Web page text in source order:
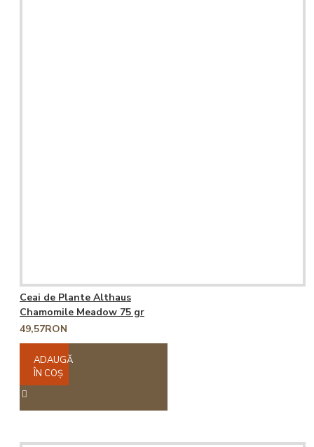
Ceai de Plante Althaus
Chamomile Meadow 75 gr
49,57RON
ADAUGĂ
ÎN COŞ